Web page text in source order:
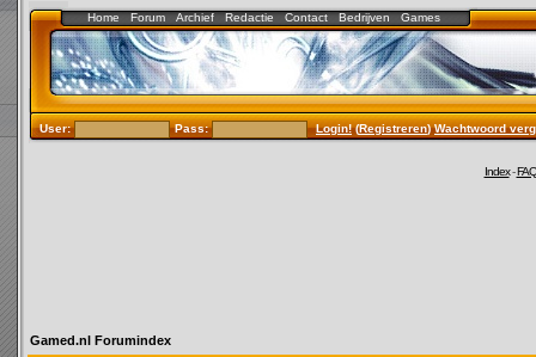
Home Forum Archief Redactie Contact Bedrijven Games
User: Pass: Login!(Registreren)Wachtwoord
Index-FAQ
Gamed.nl Forumindex